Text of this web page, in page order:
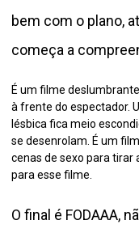
bem com o plano,
começa a
É um filme
à frente do espectador.
lésbica fica meio
se desenrolam. É um
cenas de sexo para tirar
para esse filme.
O final é FODAAA,